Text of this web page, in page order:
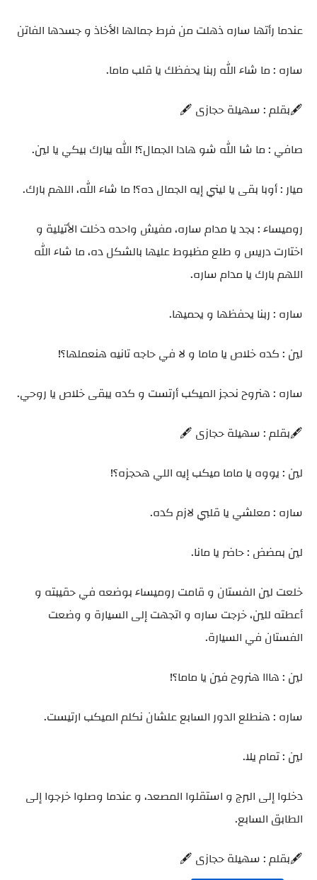
عندما رأتها ساره ذهلت من فرط جمالها الأخاذ و جسدها الفاتن
ساره : ما شاء الله ربنا يحفظك يا قلب ماما.
🖋️بقلم : سهيلة حجازى 🖋️
صافي : ما شا الله شو هادا الجمال؟! الله يبارك بيكي يا لين.
ميار : أوبا بقى يا ليني إيه الجمال ده؟! ما شاء الله، اللهم بارك.
روميساء : بجد يا مدام ساره، مفيش واحده دخلت الأتيلية و
اختارت دريس و طلع مظبوط عليها بالشكل ده، ما شاء الله
اللهم بارك يا مدام ساره.
ساره : ربنا يحفظها و يحميها.
لين : كده خلاص يا ماما و لا في حاجه تانيه هنعملها؟!
ساره : هنروح نحجز الميكب أرتست و كده يبقى خلاص يا روحي.
🖋️بقلم : سهيلة حجازى 🖋️
لين : يووه يا ماما ميكب إيه اللي هحجزه؟!
ساره : معلشي يا قلبي لازم كده.
لين بمضض : حاضر يا مانا.
خلعت لين الفستان و قامت روميساء بوضعه في حقيبته و
أعطته للين، خرجت ساره و اتجهت إلى السيارة و وضعت
الفستان في السيارة.
لين : هااا هنروح فين يا ماما؟!
ساره : هنطلع الدور السابع علشان نكلم الميكب ارتيست.
لين : تمام يلا.
دخلوا إلى البرج و استقلوا المصعد، و عندما وصلوا خرجوا إلى
الطابق السابع.
🖋️بقلم : سهيلة حجازى 🖋️